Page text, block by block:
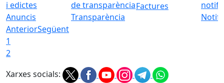
Anuncis Transparència
Factures
AnteriorSegüent
1
2
Xarxes socials: